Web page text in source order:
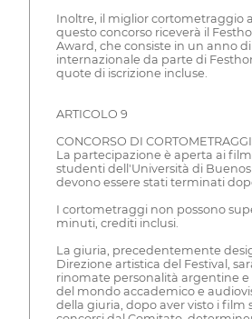
Inoltre, il miglior cortometraggio
questo concorso riceverà il
Award, che consiste in un anno
internazionale da parte di
quote di iscrizione incluse.
ARTICOLO 9
CONCORSO DI
La partecipazione è aperta ai
studenti dell'Università di Buenos
devono essere stati terminati
I cortometraggi non possono
minuti, crediti inclusi.
La giuria, precedentemente
Direzione artistica del Festival,
rinomate personalità argentine
del mondo accademico e
della giuria, dopo aver visto i film